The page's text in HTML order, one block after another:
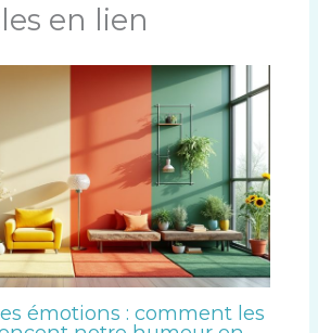
en lien
émotions : comment les